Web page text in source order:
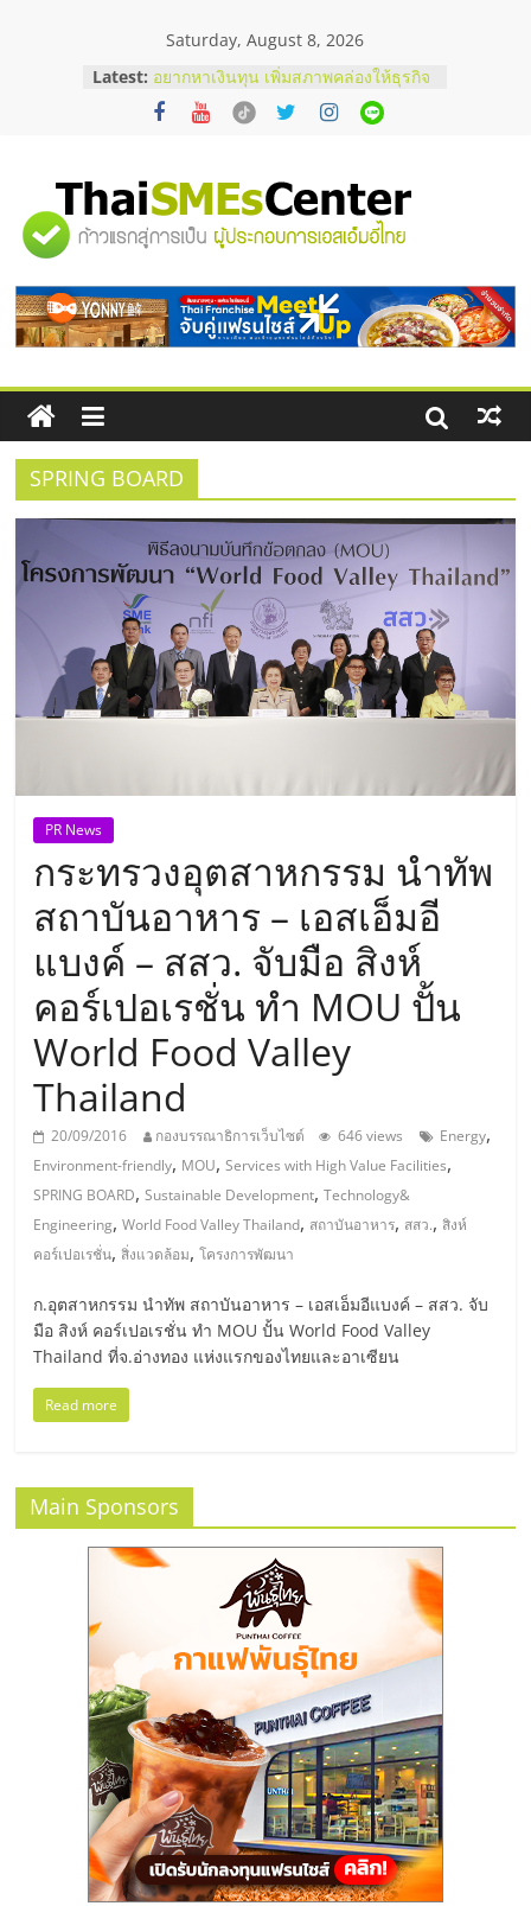
Saturday, August 8, 2026
Latest: อยากหาเงินทุน เพิ่มสภาพคล่องให้ธุรกิจ
เริ่มยังไงให้ผ่านฉลุย
สัมมนาออนไลน์ โอกาสบริหารสถานี
ThaiFranchise Meet Up จับคู่แฟรน
ไชส์ ครั้งที่ 8
ร้านเครื่องเสียงคุณภาพสูง พร้อม
บริษัท Cybersecurity ในไทยที่ไหนดี?
วิธีเลือกผู้ให้บริการให้คุ้มค่าและตอบ
โจทย์ธุรกิจ
"ศูนย์
รวม
ข้อมูล
ธุรกิจ
SME
แห่ง
ประเทศไทย,
ThaiSMEsCenter,
ธุรกิจ
เอ
ส
เอ็
มอี
ไทย,
SMEs,
แฟ
รน
ไชส์,
ที่
ปรึกษา
แฟ
ไชส์,
รวม
แฟ
SPRING BOARD
PR News
กระทรวงอุตสาหกรรม นำทัพ
สถาบันอาหาร – เอสเอ็มอี
แบงค์ – สสว. จับมือ สิงห์
คอร์เปอเรชั่น ทำ MOU ปั้น
World Food Valley
Thailand
20/09/2016 กองบรรณาธิการเว็บไซต์ 646 views Energy,
Environment-friendly, MOU,Services with High Value Facilities,
SPRING BOARD,Sustainable Development,Technology&
Engineering,World Food Valley Thailand, สถาบันอาหาร, สสว.,สิงห์
คอร์เปอเรชั่น,สิ่งแวดล้อม,โครงการพัฒนา
ก.อุตสาหกรรม นำทัพ สถาบันอาหาร – เอสเอ็มอีแบงค์ – สสว. จับ
มือ สิงห์ คอร์เปอเรชั่น ทำ MOU ปั้น World Food Valley
Thailand ที่จ.อ่างทอง แห่งแรกของไทยและอาเซียน
Read more
Main Sponsors